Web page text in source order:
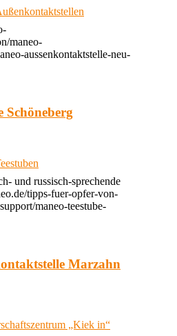
maneo-
aussenkontaktstelle-neu-
Schöneberg
und russisch-sprechende
tipps-fuer-opfer-von-
maneo-teestube-
Marzahn
„Kiek in“